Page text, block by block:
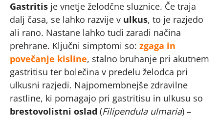
Gastritis je vnetje želodčne sluznice. Če traja
dalj časa, se lahko razvije v ulkus, to je razjedo
ali rano. Nastane lahko tudi zaradi načina
prehrane. Ključni simptomi so: zgaga in
povečanje kisline, stalno bruhanje pri akutnem
gastritisu ter bolečina v predelu želodca pri
ulkusni razjedi. Najpomembnejše zdravilne
rastline, ki pomagajo pri gastritisu in ulkusu so
brestovolistni oslad (Filipendula ulmaria) –